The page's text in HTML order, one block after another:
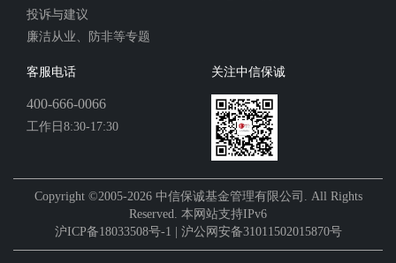
投诉与建议
廉洁从业、防非等专题
客服电话
400-666-0066
工作日8:30-17:30
关注中信保诚
Copyright ©2005-2026 中信保诚基金管理有限公司. All Rights
Reserved. 本网站支持IPv6
沪ICP备18033508号-1 | 沪公网安备31011502015870号